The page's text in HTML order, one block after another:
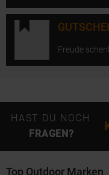
Freude
HAST DU NOCH
FRAGEN?
Top Outdoor Marken